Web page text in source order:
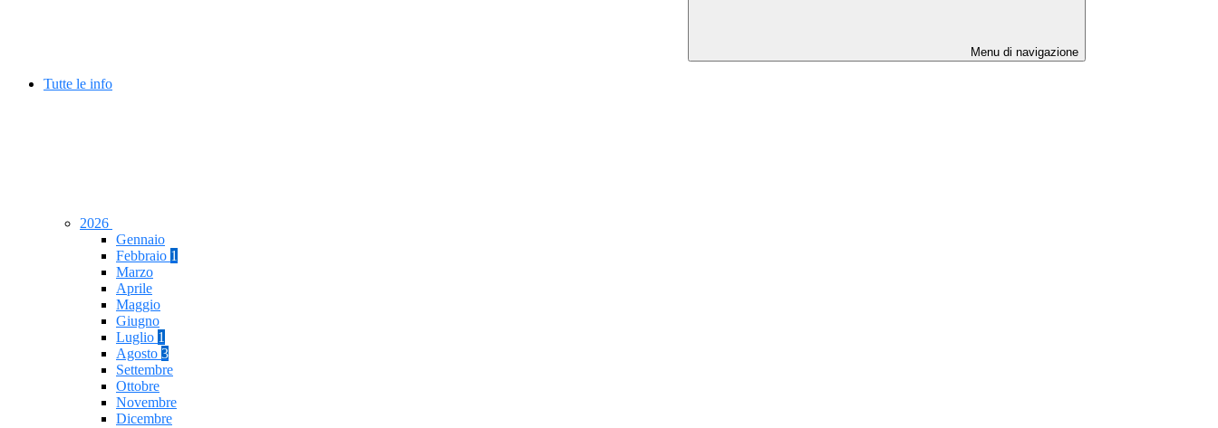
Menu di navigazione
Tutte le info
2026
Gennaio
Febbraio 1
Marzo
Aprile
Maggio
Giugno
Luglio 1
Agosto 3
Settembre
Ottobre
Novembre
Dicembre